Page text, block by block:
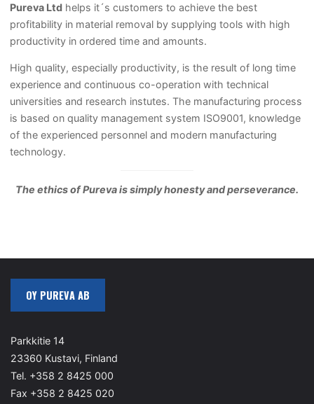
Pureva Ltd helps it´s customers to achieve the best
profitability in material removal by supplying tools with high
productivity in ordered time and amounts.
High quality, especially productivity, is the result of long time
experience and continuous co-operation with technical
universities and research instutes. The manufacturing process
is based on quality management system ISO9001, knowledge
of the experienced personnel and modern manufacturing
technology.
The ethics of Pureva is simply honesty and perseverance.
OY PUREVA AB
Parkkitie 14
23360 Kustavi, Finland
Tel. +358 2 8425 000
Fax +358 2 8425 020